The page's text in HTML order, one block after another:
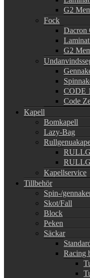
G2
Fock
Dacron
G2
CODE
Code
Kapell
Bomkapell
Lazy-Bag
Kapellservice
Tillbehör
Spin-/
Skot/Fall
Block
Peken
Säckar
Racing